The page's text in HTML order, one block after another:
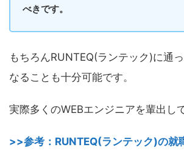
べきです。
もちろんRUNTEQ(ランテック)に通
なることも十分可能です。
実際多くのWEBエンジニアを輩出し
>>参考：RUNTEQ(ランテック)の就